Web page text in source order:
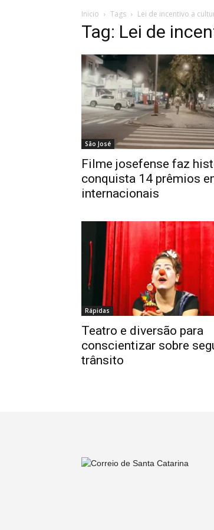
Inicio Tags Lei de incentivo a
Tag: Lei de
São José
Filme josefense faz
conquista 14 prêmios
internacionais
Rápidas
Teatro e diversão para
conscientizar sobre
trânsito